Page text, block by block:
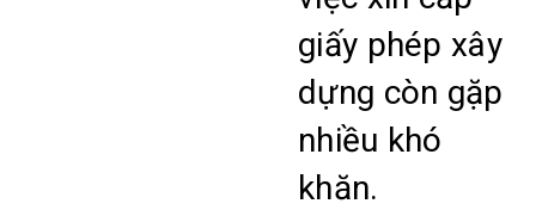
giấy phép xây
dựng còn gặp
nhiều khó
khăn.